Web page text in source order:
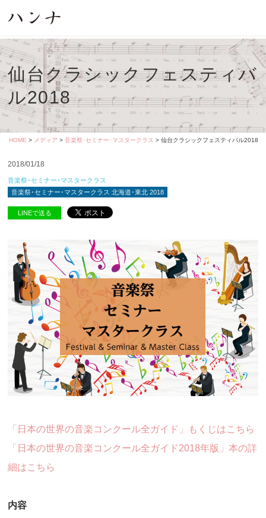
仙台クラシックフェスティバ
ル2018
HOME > メディア > 音楽祭･セミナー･マスタークラス > 仙台クラシックフェスティバル2018
2018/01/18
音楽祭･セミナー･マスタークラス
音楽祭･セミナー･マスタークラス 北海道･東北 2018
LINEで送る
「日本の世界の音楽コンクール全ガイド」もくじはこちら
「日本の世界の音楽コンクール全ガイド2018年版」本の詳
細はこちら
内容